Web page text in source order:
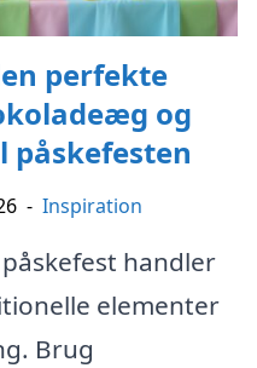
perfekte
og
påskefesten
- Inspiration
handler
elementer
Brug